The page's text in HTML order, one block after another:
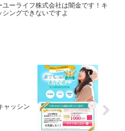
ユーライフ株式会社は闇金です！キ
シングできないですよ
ャッシン